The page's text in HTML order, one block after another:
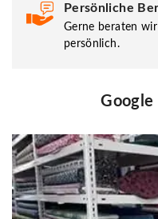
Persönliche
Gerne beraten
persönlich.
Google